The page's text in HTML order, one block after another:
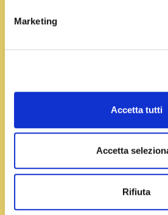
Marketing
Accetta tutti
Accetta
Rifiuta
Tempo:30 minuti
Lavate e pulite bene il porro
bianca, tagliatelo a rondelle sottili
minuti in una padella con la noce di